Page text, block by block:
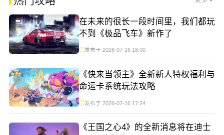
在未来的很长一段时间里，我们都玩
不到《极品飞车》新作了
发布于 2026-07-16 18:00
《快来当领主》全新新人特权福利与
命运卡系统玩法攻略
发布于 2026-07-16 17:24
《王国之心4》的全新消息将在迪士